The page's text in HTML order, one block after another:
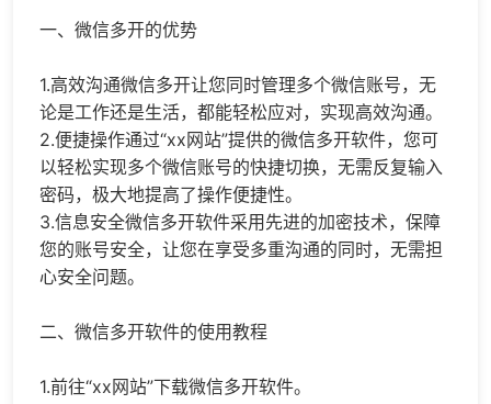
一、微信多开的优势
1.高效沟通微信多开让您同时管理多个微信账号，无
论是工作还是生活，都能轻松应对，实现高效沟通。
2.便捷操作通过“xx网站”提供的微信多开软件，您可
以轻松实现多个微信账号的快捷切换，无需反复输入
密码，极大地提高了操作便捷性。
3.信息安全微信多开软件采用先进的加密技术，保障
您的账号安全，让您在享受多重沟通的同时，无需担
心安全问题。
二、微信多开软件的使用教程
1.前往“xx网站”下载微信多开软件。